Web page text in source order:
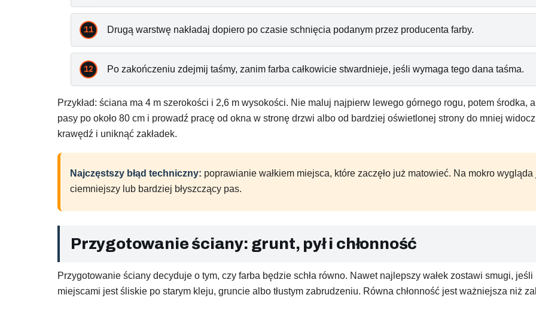
Drugą warstwę nakładaj dopiero po czasie schnięcia podanym przez producenta farby.
Po zakończeniu zdejmij taśmy, zanim farba całkowicie stwardnieje, jeśli wymaga tego dana taśma.
Przykład: ściana ma 4 m szerokości i 2,6 m wysokości. Nie maluj najpierw lewego górnego rogu, potem środka,
pasy po około 80 cm i prowadź pracę od okna w stronę drzwi albo od bardziej oświetlonej strony do mniej
krawędź i uniknąć zakładek.
Najczęstszy błąd techniczny: poprawianie wałkiem miejsca, które zaczęło już matowieć. Na mokro
ciemniejszy lub bardziej błyszczący pas.
Przygotowanie ściany: grunt, pył i chłonność
Przygotowanie ściany decyduje o tym, czy farba będzie schła równo. Nawet najlepszy wałek zostawi smugi,
miejscami jest śliskie po starym kleju, gruncie albo tłustym zabrudzeniu. Równa chłonność jest ważniejsza niż